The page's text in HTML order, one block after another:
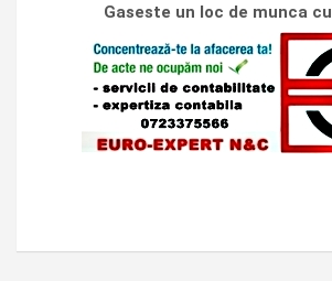
Gaseste un loc de munca cu